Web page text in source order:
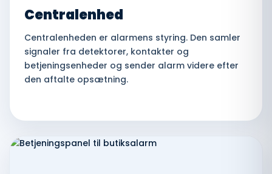
Centralenhed
Centralenheden er alarmens styring. Den samler
signaler fra detektorer, kontakter og
betjeningsenheder og sender alarm videre efter
den aftalte opsætning.